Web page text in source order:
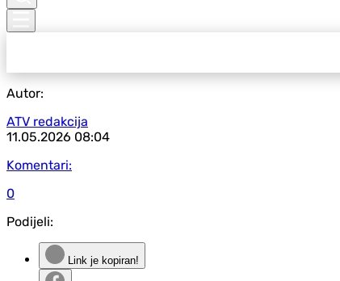
Autor:
ATV redakcija
11.05.2026 08:04
Komentari:
0
Podijeli:
Link je kopiran!